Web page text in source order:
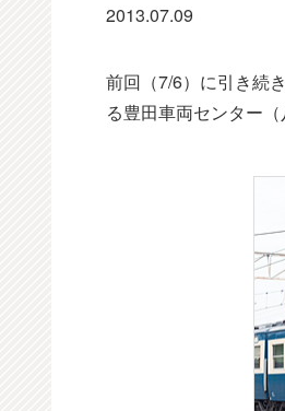
2013.07.09
前回（7/6）に引き続
る豊田車両センター（